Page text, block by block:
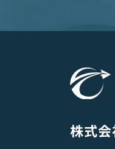
株式